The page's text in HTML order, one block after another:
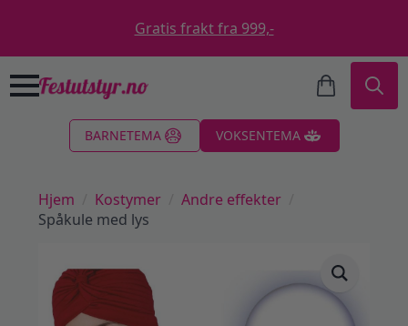
Gratis frakt fra 999,-
BARNETEMA VOKSENTEMA
Hjem Kostymer
Andre effekter
Spåkule med lys